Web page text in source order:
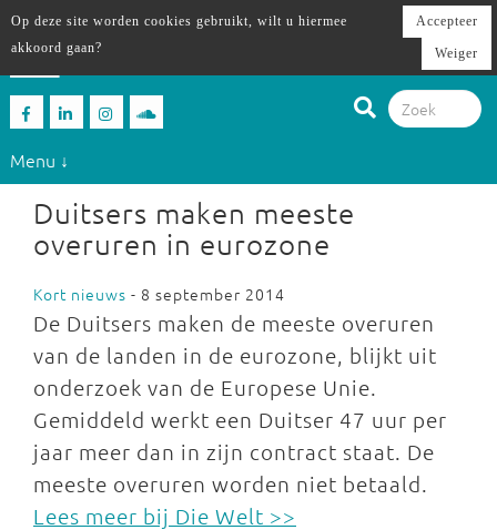
Menu ↓
Duitsers maken meeste
overuren in eurozone
Kort nieuws - 8 september 2014
De Duitsers maken de meeste overuren
van de landen in de eurozone, blijkt uit
onderzoek van de Europese Unie.
Gemiddeld werkt een Duitser 47 uur per
jaar meer dan in zijn contract staat. De
meeste overuren worden niet betaald.
Lees meer bij Die Welt >>
Op deze site worden cookies gebruikt, wilt u hiermee
akkoord gaan?
Accepteer
Weiger